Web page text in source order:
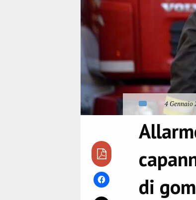
4 Gennaio
di